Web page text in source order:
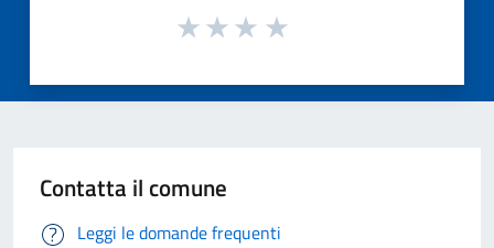
Contatta il comune
Leggi le domande frequenti